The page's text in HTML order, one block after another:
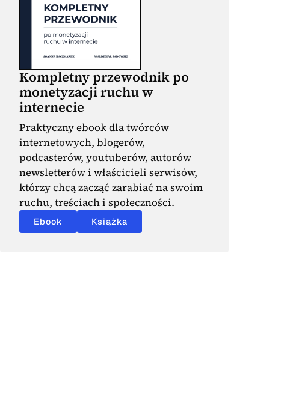
Kompletny przewodnik po
monetyzacji ruchu w
internecie
Praktyczny ebook dla twórców
internetowych, blogerów,
podcasterów, youtuberów, autorów
newsletterów i właścicieli serwisów,
którzy chcą zacząć zarabiać na swoim
ruchu, treściach i społeczności.
Ebook Książka